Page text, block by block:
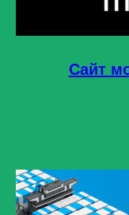
Сайт